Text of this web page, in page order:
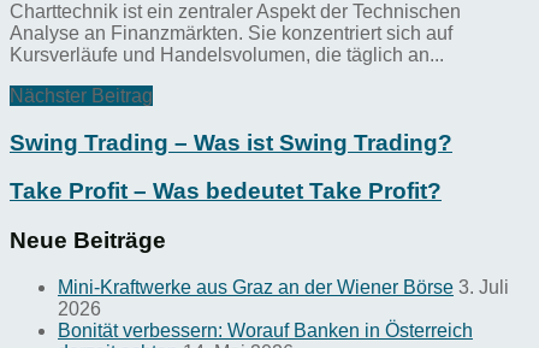
Charttechnik ist ein zentraler Aspekt der Technischen
Analyse an Finanzmärkten. Sie konzentriert sich auf
Kursverläufe und Handelsvolumen, die täglich an...
Nächster Beitrag
Swing Trading – Was ist Swing Trading?
Take Profit – Was bedeutet Take Profit?
Neue Beiträge
Mini-Kraftwerke aus Graz an der Wiener Börse 3. Juli
2026
Bonität verbessern: Worauf Banken in Österreich